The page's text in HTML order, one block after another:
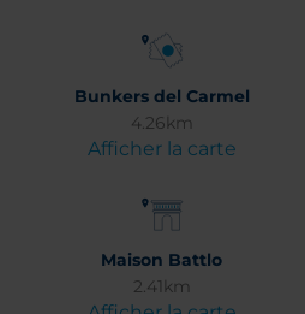
Bunkers del Carmel
4.26km
Afficher la carte
Maison Battlo
2.41km